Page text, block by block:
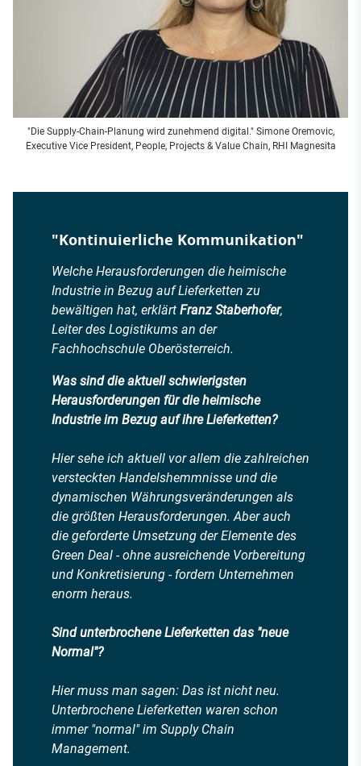
"Die Supply-Chain-Planung wird zunehmend digital." Simone Oremovic,
Executive Vice President, People, Projects & Value Chain, RHI Magnesita
"Kontinuierliche Kommunikation"
Welche Herausforderungen die heimische
Industrie in Bezug auf Lieferketten zu
bewältigen hat, erklärt Franz Staberhofer,
Leiter des Logistikums an der
Fachhochschule Oberösterreich.
Was sind die aktuell schwierigsten
Herausforderungen für die heimische
Industrie im Bezug auf ihre Lieferketten?
Hier sehe ich aktuell vor allem die zahlreichen
versteckten Handelshemmnisse und die
dynamischen Währungsveränderungen als
die größten Herausforderungen. Aber auch
die geforderte Umsetzung der Elemente des
Green Deal - ohne ausreichende Vorbereitung
und Konkretisierung - fordern Unternehmen
enorm heraus.
Sind unterbrochene Lieferketten das "neue
Normal"?
Hier muss man sagen: Das ist nicht neu.
Unterbrochene Lieferketten waren schon
immer "normal" im Supply Chain
Management.